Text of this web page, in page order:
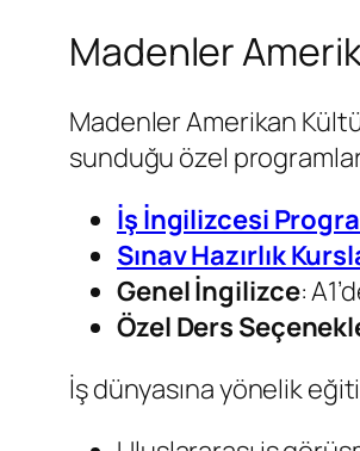
Madenler
Madenler Amerikan
sunduğu özel
İş İngilizcesi
Sınav Hazırlık
Genel İngilizce:
Özel Ders
İş dünyasına yönelik